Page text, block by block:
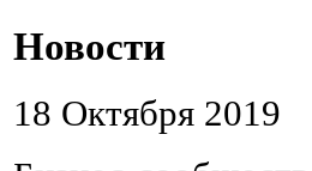
Новости
18 Октября 2019